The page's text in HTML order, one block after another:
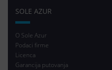
SOLE AZUR
O Sole Azur
Podaci firme
Licenca
Garancija putovanja